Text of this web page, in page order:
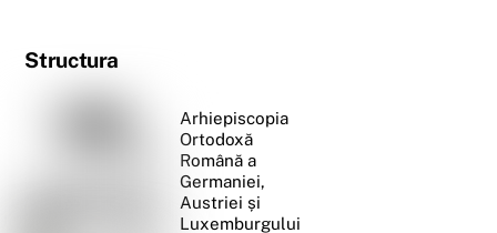
Structura
Arhiepiscopia
Ortodoxă
Română a
Germaniei,
Austriei și
Luxemburgului